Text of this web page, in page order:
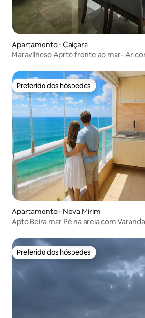
Apartamento ⋅ Caiçara
Maravilhoso Aprto frente ao mar- Ar
Preferido dos hóspedes
Preferido dos hóspedes
Apartamento ⋅ Nova Mirim
Apto Beira mar Pé na areia com
Preferido dos hóspedes
Preferido dos hóspedes